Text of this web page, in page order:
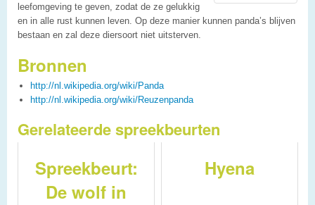
leefomgeving te geven, zodat de ze gelukkig
en in alle rust kunnen leven. Op deze manier kunnen panda’s blijven
bestaan en zal deze diersoort niet uitsterven.
Bronnen
http://nl.wikipedia.org/wiki/Panda
http://nl.wikipedia.org/wiki/Reuzenpanda
Gerelateerde spreekbeurten
Spreekbeurt:
De wolf in
Hyena